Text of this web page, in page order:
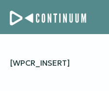
[WPCR_INSERT]